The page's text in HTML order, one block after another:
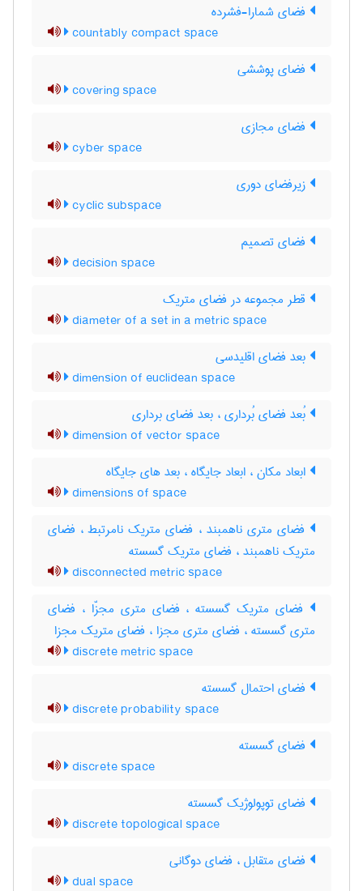
فضای شمارا-فشرده
countably compact space
فضای پوششی
covering space
فضای مجازی
cyber space
زیرفضای دوری
cyclic subspace
فضای تصمیم
decision space
قطر مجموعه در فضای متریک
diameter of a set in a metric space
بعد فضای اقلیدسی
dimension of euclidean space
بُعد فضای بُرداری ، بعد فضای برداری
dimension of vector space
ابعاد مکان ، ابعاد جایگاه ، بعد های جایگاه
dimensions of space
فضای متری ناهمبند ، فضای متریک نامرتبط ، فضای
متریک ناهمبند ، فضای متریک گسسته
disconnected metric space
فضای متریک گسسته ، فضای متری مجزّا ، فضای
متری گسسته ، فضای متری مجزا ، فضای متریک مجزا
discrete metric space
فضای احتمال گسسته
discrete probability space
فضای گسسته
discrete space
فضای توپولوژیک گسسته
discrete topological space
فضای متقابل ، فضای دوگانی
dual space